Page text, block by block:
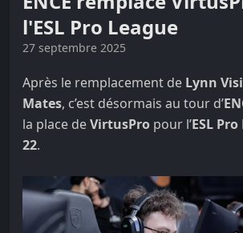
l'ESL Pro League
27 septembre 2025
Après le remplacement de Lynn
Mates, c’est désormais au tour d’
la place deVirtusPro pour l’ESL
22.